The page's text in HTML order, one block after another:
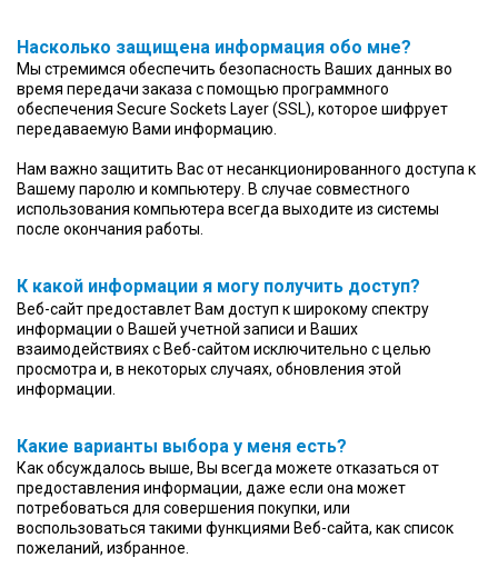
Насколько защищена информация обо мне?
Мы стремимся обеспечить безопасность Ваших данных во
время передачи заказа с помощью программного
обеспечения Secure Sockets Layer (SSL), которое шифрует
передаваемую Вами информацию.
Нам важно защитить Вас от несанкционированного доступа к
Вашему паролю и компьютеру. В случае совместного
использования компьютера всегда выходите из системы
после окончания работы.
К какой информации я могу получить доступ?
Веб-сайт предоставлет Вам доступ к широкому спектру
информации о Вашей учетной записи и Ваших
взаимодействиях с Веб-сайтом исключительно с целью
просмотра и, в некоторых случаях, обновления этой
информации.
Какие варианты выбора у меня есть?
Как обсуждалось выше, Вы всегда можете отказаться от
предоставления информации, даже если она может
потребоваться для совершения покупки, или
воспользоваться такими функциями Веб-сайта, как список
пожеланий, избранное.